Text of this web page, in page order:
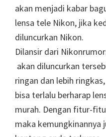
akan menjadi kabar
lensa tele Nikon, jika
diluncurkan Nikon.
Dilansir dari
akan diluncurkan
ringan dan lebih
bisa terlalu berharap
murah. Dengan fitur-
maka kemungkinannya